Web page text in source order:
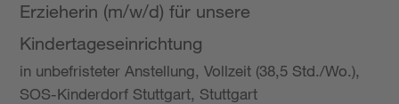
Erzieherin (m/w/d) für unsere
Kindertageseinrichtung
in unbefristeter Anstellung, Vollzeit (38,5 Std./Wo.),
SOS-Kinderdorf Stuttgart, Stuttgart